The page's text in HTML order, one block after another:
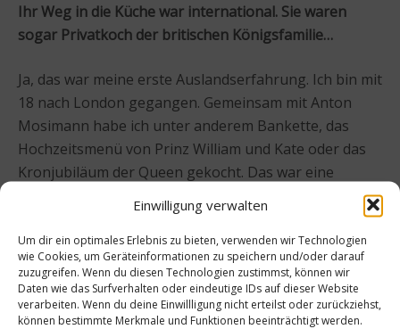
Einwilligung verwalten
Um dir ein optimales Erlebnis zu bieten, verwenden wir Technologien
wie Cookies, um Geräteinformationen zu speichern und/oder darauf
zuzugreifen. Wenn du diesen Technologien zustimmst, können wir
Daten wie das Surfverhalten oder eindeutige IDs auf dieser Website
verarbeiten. Wenn du deine Einwillligung nicht erteilst oder zurückziehst,
können bestimmte Merkmale und Funktionen beeinträchtigt werden.
Ihr Weg in die Küche war international. Sie waren
sogar Privatkoch der britischen Königsfamilie…
Ja, das war meine erste Auslandserfahrung. Ich bin mit
18 nach London gegangen. Gemeinsam mit Anton
Mosimann habe ich unter anderem Bankette, das
Hochzeitsmenü von Prinz William und Kate oder das
Kronjubiläum der Queen gekocht. Das war eine
extrem prägende Zeit. Danach kamen für sieben Jahre
in New York bei Dan Barber. Es war sehr
naturbezogenes Arbeiten, Feld, Wald, Tiere zerlegen,
Wurzeln ausgraben. Das schärft den Blick. Heute
setze ich das hier in einem anderen Maßstab um –
aber die Haltung ist geblieben.